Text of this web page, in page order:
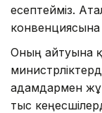
есептейміз.
конвенциясына
Оның айтуына
адамдармен
тыс